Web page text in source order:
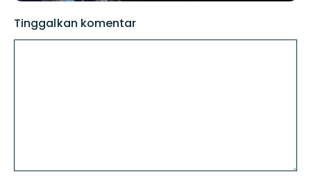
Tinggalkan komentar